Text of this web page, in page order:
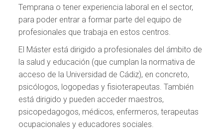
Temprana o tener experiencia laboral en el sector,
para poder entrar a formar parte del equipo de
profesionales que trabaja en estos centros.
El Máster está dirigido a profesionales del ámbito de
la salud y educación (que cumplan la normativa de
acceso de la Universidad de Cádiz), en concreto,
psicólogos, logopedas y fisioterapeutas. También
está dirigido y pueden acceder maestros,
psicopedagogos, médicos, enfermeros, terapeutas
ocupacionales y educadores sociales.